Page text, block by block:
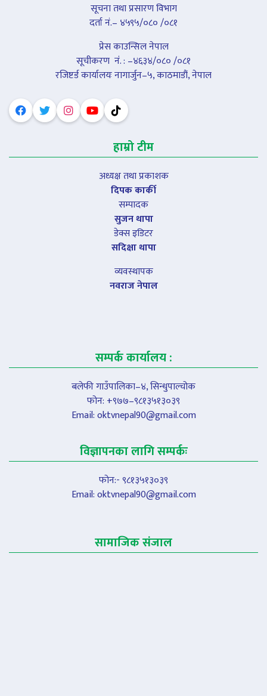
सूचना तथा प्रसारण विभाग
दर्ता नं.– ४५९५/०८० /०८१
प्रेस काउन्सिल नेपाल
सूचीकरण नंं. : –४६३४/०८० /०८१
रजिष्टर्ड कार्यालयः नागार्जुन–५, काठमाडौं, नेपाल
हाम्रो टीम
अध्यक्ष तथा प्रकाशक
दिपक कार्की
सम्पादक
सुजन थापा
डेक्स इडिटर
सदिक्षा थापा
व्यवस्थापक
नवराज नेपाल
सम्पर्क कार्यालय :
बलेफी गाउँपालिका–४, सिन्धुपाल्चोक
फोन: +९७७–९८१३५१३०३९
Email:oktvnepal90@gmail.com
विज्ञापनका लागि सम्पर्कः
फोन:- ९८१३५१३०३९
Email:oktvnepal90@gmail.com
सामाजिक संजाल